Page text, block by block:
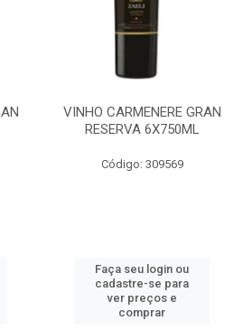
VINHO CARMENERE GRAN
RESERVA 6X750ML
Código: 309569
Faça seu login ou
cadastre-se para
ver preços e
comprar